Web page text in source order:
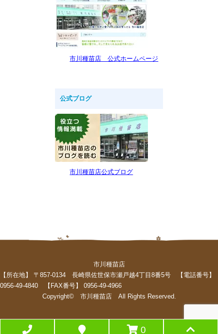
市川種苗店 公式ホームページ
公式ブログ
市川種苗店公式ブログ
市川種苗店
【所在地】 〒857-0134 長崎県佐世保市瀬戸越4丁目8番5号 【電話番号】
0956-49-4840 【FAX番号】 0956-49-4966
Copyright© 市川種苗店 All Rights Reserved.
0